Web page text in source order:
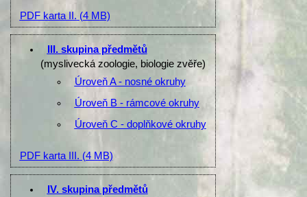
PDF karta II. (4 MB)
III. skupina předmětů
(myslivecká zoologie, biologie zvěře)
Úroveň A - nosné okruhy
Úroveň B - rámcové okruhy
Úroveň C - doplňkové okruhy
PDF karta III. (4 MB)
IV. skupina předmětů